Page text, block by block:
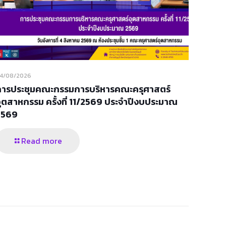
08/2026
รประชุมคณะกรรมการบริหารคณะครุศาสตร์
สาหกรรม ครั้งที่ 11/2569 ประจำปีงบประมาณ
Read more